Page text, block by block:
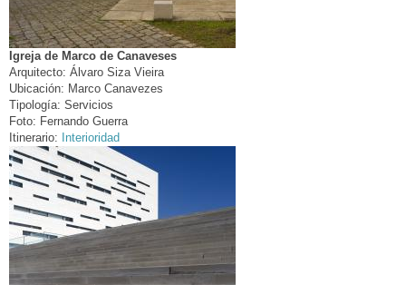
Igreja de Marco de Canaveses
Arquitecto: Álvaro Siza Vieira
Ubicación: Marco Canavezes
Tipología: Servicios
Foto: Fernando Guerra
Itinerario:
Interioridad